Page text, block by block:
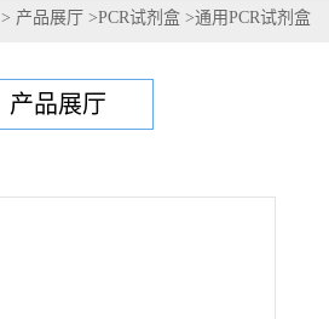
> 产品展厅 >PCR试剂盒 >通用PCR试剂盒
产品展厅